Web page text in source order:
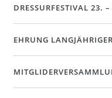
DRESSURFESTIVAL 23.
EHRUNG